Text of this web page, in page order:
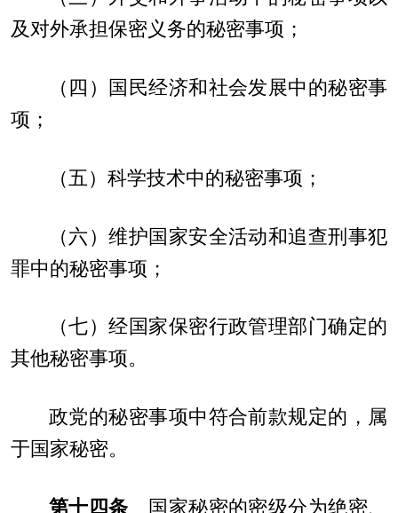
及对外承担保密义务的秘密事项；
（四）国民经济和社会发展中的秘密事
项；
（五）科学技术中的秘密事项；
（六）维护国家安全活动和追查刑事犯
罪中的秘密事项；
（七）经国家保密行政管理部门确定的
其他秘密事项。
政党的秘密事项中符合前款规定的，属
于国家秘密。
第十四条 国家秘密的密级分为绝密、